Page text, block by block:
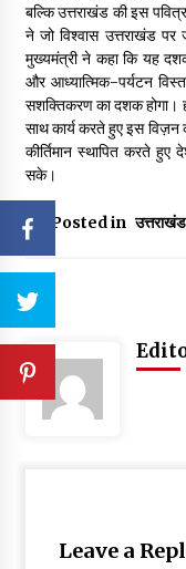
बल्कि उत्तराखंड की इस
ने जो विश्वास उत्तराखंड
मुख्यमंत्री ने कहा कि यह
और आध्यात्मिक-पर्यटन
सशक्तिकरण का दशक होगा।
साथ कार्य करते हुए इस विज़न
कीर्तिमान स्थापित करते
सके।
Posted in उत्तराखंड
Leave a